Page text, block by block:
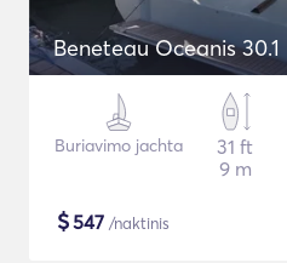
Beneteau Oceanis 30.1
Buriavimo jachta
31 ft
9 m
$547 /naktinis